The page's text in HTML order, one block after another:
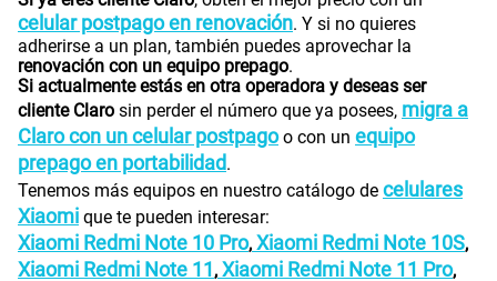
celular postpago en renovación. Y si no quieres
adherirse a un plan, también puedes aprovechar la
renovación con un equipo prepago.
Si actualmente estás en otra operadora y deseas ser
cliente Claro sin perder el número que ya posees, migra a
Claro con un celular postpagoo con un equipo
prepago en portabilidad.
Tenemos más equipos en nuestro catálogo de celulares
Xiaomi que te pueden interesar:
Xiaomi Redmi Note 10 Pro, Xiaomi Redmi Note 10S,
Xiaomi Redmi Note 11, Xiaomi Redmi Note 11 Pro,